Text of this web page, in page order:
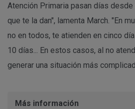
Atención Primaria pasan días
que te la dan", lamenta March. "En
no en todos, te atienden en cinco
10 días... En estos casos, al no
generar una situación más
Más información